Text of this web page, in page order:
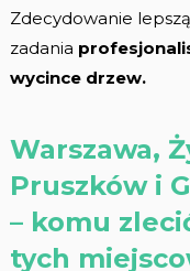
Zdecydowanie
zadania
wycince drzew.
Warszawa,
Pruszków i
– komu
tych